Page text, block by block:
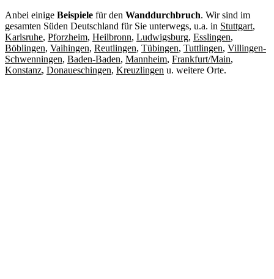
Anbei einige Beispiele für den Wanddurchbruch. Wir sind im
gesamten Süden Deutschland für Sie unterwegs, u.a. in Stuttgart,
Karlsruhe, Pforzheim, Heilbronn, Ludwigsburg, Esslingen,
Böblingen, Vaihingen, Reutlingen, Tübingen, Tuttlingen, Villingen-
Schwenningen, Baden-Baden, Mannheim, Frankfurt/Main,
Konstanz, Donaueschingen, Kreuzlingen u. weitere Orte.